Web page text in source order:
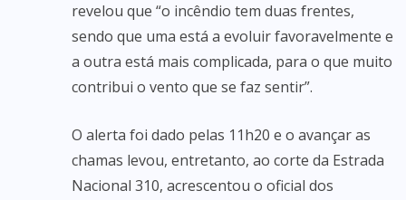
revelou que “o incêndio tem duas frentes,
sendo que uma está a evoluir favoravelmente e
a outra está mais complicada, para o que muito
contribui o vento que se faz sentir”.
O alerta foi dado pelas 11h20 e o avançar as
chamas levou, entretanto, ao corte da Estrada
Nacional 310, acrescentou o oficial dos